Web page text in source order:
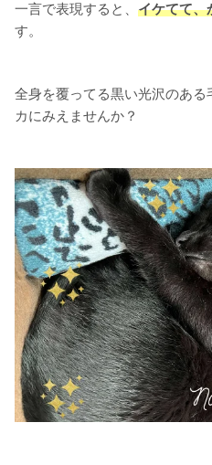
一言で表現すると、 イケてて、
す。
全身を覆ってる黒い光沢のあ
カにみえませんか？